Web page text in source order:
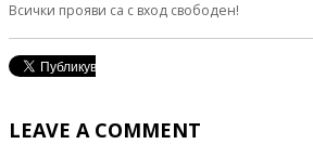
Всички прояви са с вход свободен!
LEAVE A COMMENT